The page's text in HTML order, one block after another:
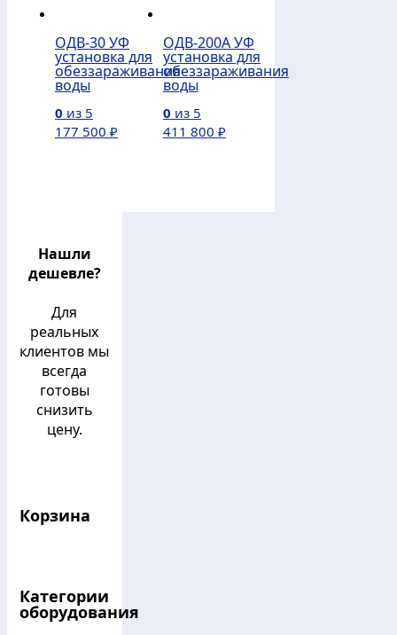
ОДВ-30 УФ
установка для
обеззараживания
воды
0 из 5
177 500 ₽
ОДВ-200А УФ
установка для
обеззараживания
воды
0 из 5
411 800 ₽
Нашли
дешевле?
Для
реальных
клиентов мы
всегда
готовы
снизить
цену.
Корзина
Категории
оборудования